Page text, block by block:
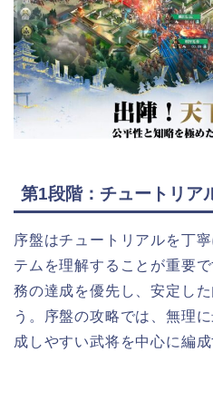
第1段階：チュートリア
序盤はチュートリアルを丁
テムを理解することが重要
務の達成を優先し、安定し
う。序盤の攻略では、無理
成しやすい武将を中心に編